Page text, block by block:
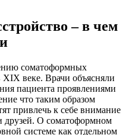
– в чем
соматоформных
веке. Врачи объясняли
пациента проявлениями
что таким образом
привлечь к себе внимание
друзей. О соматоформном
системе как отдельном